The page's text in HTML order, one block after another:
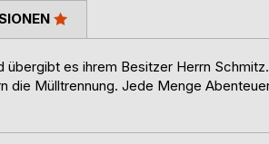
übergibt es ihrem Besitzer Herrn Schmitz.
die Mülltrennung. Jede Menge